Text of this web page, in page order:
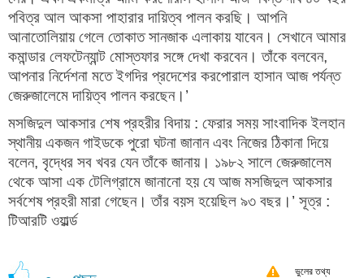
পবিত্র আল আকসা পাহারার দায়িত্ব পালন করছি। আপনি
আনাতোলিয়ায় গেলে তোকাত সানজাক এলাকায় যাবেন। সেখানে আমার
কমান্ডার লেফটেন্যান্ট মোস্তফার সঙ্গে দেখা করবেন। তাঁকে বলবেন,
আপনার নির্দেশনা মতে ইগদির প্রদেশের করপোরাল হাসান আজ পর্যন্ত
জেরুজালেমে দায়িত্ব পালন করছেন।’
মসজিদুল আকসার শেষ প্রহরীর বিদায় : ফেরার সময় সাংবাদিক ইলহান
স্থানীয় একজন গাইডকে পুরো ঘটনা জানান এবং নিজের ঠিকানা দিয়ে
বলেন, বৃদ্ধের সব খবর যেন তাঁকে জানায়। ১৯৮২ সালে জেরুজালেম
থেকে আসা এক টেলিগ্রামে জানানো হয় যে আজ মসজিদুল আকসার
সর্বশেষ প্রহরী মারা গেছেন। তাঁর বয়স হয়েছিল ৯৩ বছর।’ সূত্র :
টিআরটি ওয়ার্ল্ড
ভুলের তথ্য